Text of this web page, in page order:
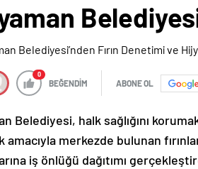
0
BEĞENDİM ABONE OL
Belediyesi, halk sağlığını
amacıyla merkezde bulunan
iş önlüğü dağıtımı